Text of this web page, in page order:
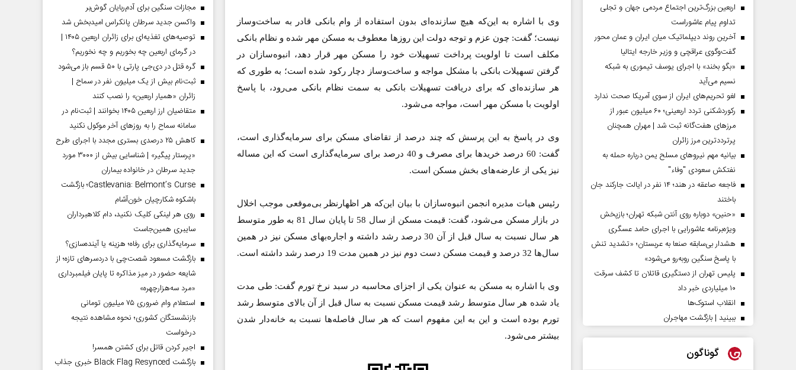
وی با اشاره به این‌که هیچ سازنده‌ای بدون استفاده از وام بانکی قادر به ساخت‌وساز
نیست؛ گفت: چون عزم و توجه دولت این روزها معطوف به مسکن مهر شده و نظام بانکی
مکلف است تا اولویت پرداخت تسهیلات خود را مسکن مهر قرار دهد، انبوه‌سازان در
گرفتن تسهیلات بانکی با مشکل مواجه و ساخت‌وساز دچار رکود شده است؛ به طوری ‌که
هر سازنده‌ای که برای دریافت تسهیلات بانکی به سمت نظام بانکی می‌رود، با پاسخ
اولویت با مسکن مهر است، مواجه می‌شود.
وی در پاسخ به این پرسش که چند درصد از تقاضای مسکن برای سرمایه‌گذاری است،
گفت: 60 درصد خریدها برای مصرف و 40 درصد برای سرمایه‌گذاری است که این مساله
نیز یکی از عارضه‌های بخش مسکن است.
رئیس هیات مدیره انجمن انبوه‌سازان با بیان این‌که هر اظهار‌نظر بی‌موقعی موجب اخلال
در بازار مسکن می‌شود، گفت: قیمت مسکن از سال 58 تا پایان سال 81 به طور متوسط
هر سال نسبت به سال قبل از آن 30 درصد رشد داشته و اجاره‌بهای مسکن نیز در همین
سال‌ها 32 درصد و قیمت مسکن دست دوم نیز در همین مدت 19 درصد رشد داشته است.
وی با اشاره به مسکن به عنوان یکی از اجزای محاسبه در سبد نرخ تورم گفت: طی مدت
یاد شده هر سال متوسط رشد قیمت مسکن نسبت به سال قبل از آن بالای متوسط رشد
تورم بوده است و این به این مفهوم است که هر سال فاصله‌ها نسبت به خانه‌دار شدن
بیشتر می‌شود.
اربعین بزرگ‌ترین اجتماع مردمی جهان و تجلی
تداوم پیام عاشوراست
آخرین روند دیپلماتیک میان ایران و عمان محور
گفت‌وگوی عراقچی و وزیر خارجه ایتالیا
«بگو بخند» با اجرای یوسف تیموری به شبکه
نسیم می‌آید
لغو تحریم‌های ایران از سوی آمریکا صحت ندارد
رکوردشکنی تردد اربعینی؛ ۶۰ میلیون عبور از
مرزهای هفت‌گانه ثبت شد | مهران همچنان
پرترددترین مرز زائران
بیانیه مهم نیروهای مسلح یمن درباره حمله به
نفتکش سعودی "وفاء"
فاجعه صاعقه در هند؛ ۱۴ نفر در ایالت جارکند جان
باختند
«حنین» دوباره روی آنتن شبکه تهران؛ بازپخش
ویژه‌برنامه عاشورایی با اجرای حامد عسگری
هشدار بی‌سابقه صنعا به عربستان؛ «تشدید تنش
با پاسخ سنگین روبه‌رو می‌شود»
پلیس تهران از دستگیری قاتلان تا کشف سرقت
۱۰ میلیاردی خبر داد
انقلاب استوک‌ها
ببینید | بازگشت مهاجران
گوناگون
مجازات سنگین برای آدم‌ربایان گوش‌بر
واکسن جدید سرطان پانکراس امیدبخش شد
توصیه‌های تغذیه‌ای برای زائران اربعین ۱۴۰۵ |
در گرمای اربعین چه بخوریم و چه نخوریم؟
گره قتل در دی‌جی پارتی با ۵۰ قسم باز می‌شود
ثبت‌نام بیش از یک میلیون نفر در سماح |
زائران «همیار اربعین» را نصب کنند
متقاضیان ارز اربعین ۱۴۰۵ بخوانند | ثبت‌نام در
سامانه سماح را به روز‌های آخر موکول نکنید
کاهش ۲۵ درصدی بستری مجدد با اجرای طرح
«پرستار پیگیر» | شناسایی بیش از ۳۰۰۰ مورد
جدید سرطان در خانواده بیماران
Castlevania: Belmont’s Curse؛ بازگشت
باشکوه شکارچیان خون‌آشام
روی هر لینکی کلیک نکنید، دام کلاهبرداران
سایبری همین‌جاست
سرمایه‌گذاری برای رفاه؛ هزینه یا آینده‌سازی؟
بازگشت مسعود شصت‌چی با دردسر‌های تازه؛ از
شایعه حضور در میز مذاکره تا پایان فیلمبرداری
«مرد سه‌هزارچهره»
استعلام وام ضروری ۷۵ میلیون تومانی
بازنشستگان کشوری؛ نحوه مشاهده نتیجه
درخواست
اجیر کردن قاتل برای کشتن همسر!
بازگشت Black Flag Resynced خبری جذاب